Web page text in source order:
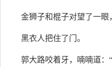
金狮子和棍子对望了一眼
黑衣人把住了门。
郭大路咬着牙，喃喃道：